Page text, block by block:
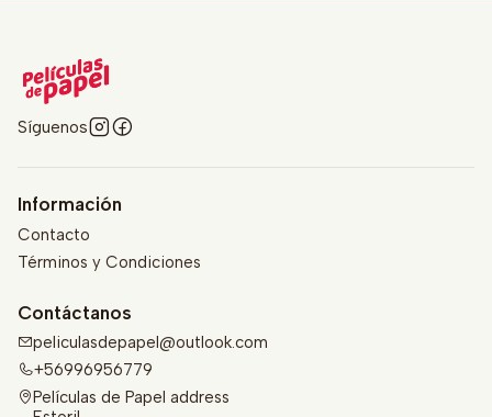
Síguenos
Información
Contacto
Términos y Condiciones
Contáctanos
peliculasdepapel@outlook.com
+56996956779
Películas de Papel address